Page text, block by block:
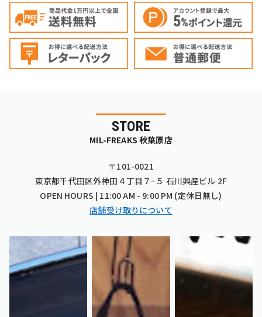
STORE
MIL-FREAKS 秋葉原店
〒101-0021
東京都千代田区外神田４丁目７−５ 石川興産ビル 2F
OPEN HOURS | 11:00 AM - 9:00 PM (定休日無し)
店舗受け取りについて